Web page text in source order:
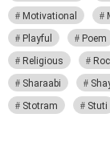
Motivational
Playful
Poem
Religious
Sharaabi
Stotram
Stuti